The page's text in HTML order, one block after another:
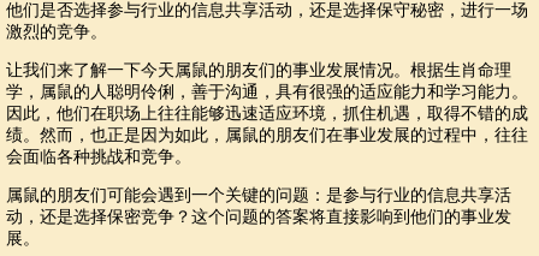
他们是否选择参与行业的信息共享活动，还是选择保守秘密，进行一场
激烈的竞争。
让我们来了解一下今天属鼠的朋友们的事业发展情况。根据生肖命理
学，属鼠的人聪明伶俐，善于沟通，具有很强的适应能力和学习能力。
因此，他们在职场上往往能够迅速适应环境，抓住机遇，取得不错的成
绩。然而，也正是因为如此，属鼠的朋友们在事业发展的过程中，往往
会面临各种挑战和竞争。
属鼠的朋友们可能会遇到一个关键的问题：是参与行业的信息共享活
动，还是选择保密竞争？这个问题的答案将直接影响到他们的事业发
展。